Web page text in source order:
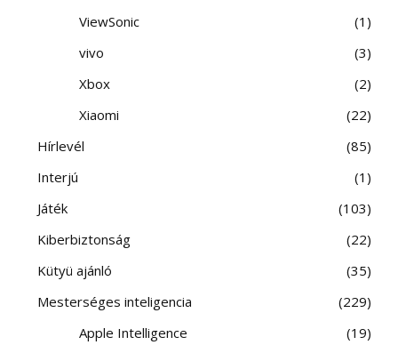
ViewSonic
1
vivo
3
Xbox
2
Xiaomi
22
Hírlevél
85
Interjú
1
Játék
103
Kiberbiztonság
22
Kütyü ajánló
35
Mesterséges inteligencia
229
Apple Intelligence
19